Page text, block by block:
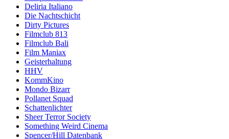
Deliria Italiano
Die Nachtschicht
Dirty Pictures
Filmclub 813
Filmclub Bali
Film Maniax
Geisterhaltung
HHV
KommKino
Mondo Bizarr
Pollanet Squad
Schattenlichter
Sheer Terror Society
Something Weird Cinema
Spencer/Hill Datenbank